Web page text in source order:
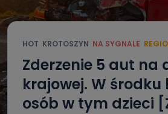
HOT KROTOSZYN NA SYGNALE
Zderzenie 5 aut na
krajowej. W środku
osób w tym dzieci